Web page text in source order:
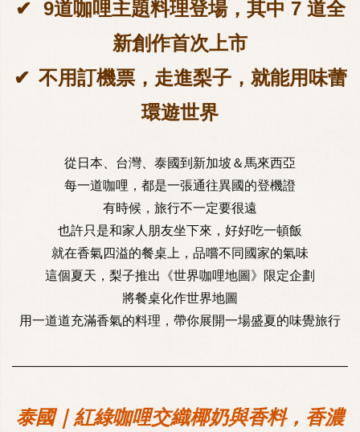
✔ 9道咖哩主題料理登場，其中 7 道全
新創作首次上市
✔ 不用訂機票，走進梨子，就能用味蕾
環遊世界
從日本、台灣、泰國到新加坡＆馬來西亞
每一道咖哩，都是一張通往異國的登機證
有時候，旅行不一定要很遠
也許只是和家人朋友坐下來，好好吃一頓飯
就在香氣四溢的餐桌上，品嚐不同國家的氣味
這個夏天，梨子推出《世界咖哩地圖》限定企劃
將餐桌化作世界地圖
用一道道充滿香氣的料理，帶你展開一場盛夏的味覺旅行
泰國｜紅綠咖哩交織椰奶與香料，香濃